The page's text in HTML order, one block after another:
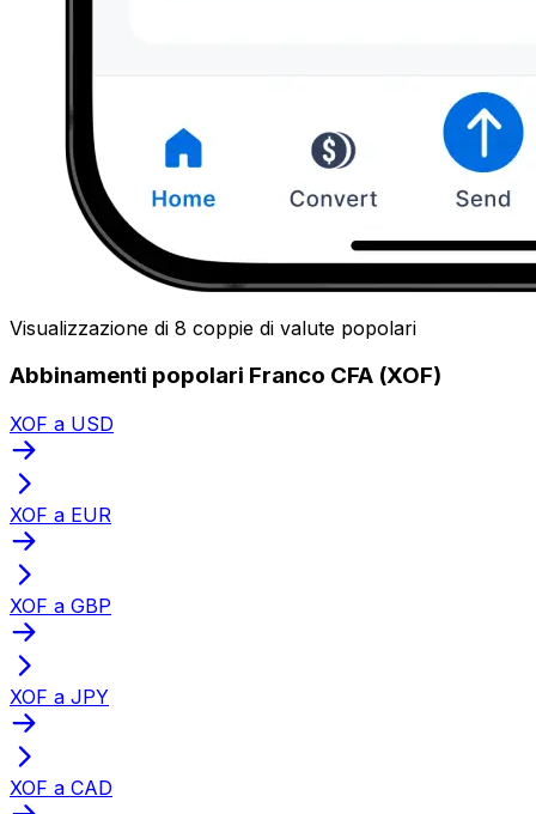
Visualizzazione di 8 coppie di valute popolari
Abbinamenti popolari Franco CFA (XOF)
XOF a USD
XOF a EUR
XOF a GBP
XOF a JPY
XOF a CAD